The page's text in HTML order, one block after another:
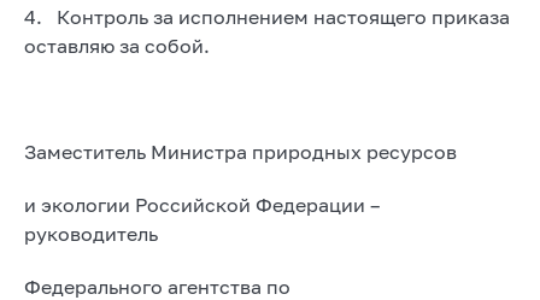
4. Контроль за исполнением настоящего приказа
оставляю за собой.
Заместитель Министра природных ресурсов
и экологии Российской Федерации –
руководитель
Федерального агентства по